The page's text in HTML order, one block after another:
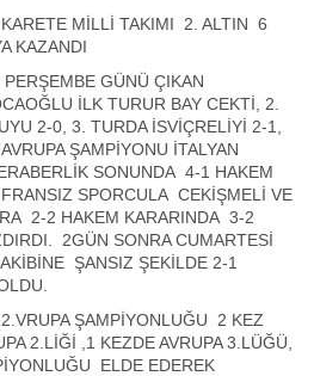
MİLLİ TAKIMI 2. ALTIN 6
KAZANDI
GÜNÜ ÇIKAN
İLK TURUR BAY CEKTİ, 2.
2-0, 3. TURDA İSVİÇRELİYİ 2-1,
ŞAMPİYONU İTALYAN
SONUNDA 4-1 HAKEM
SPORCULA CEKİŞMELİ VE
2-2 HAKEM KARARINDA 3-2
2GÜN SONRA CUMARTESİ
ŞANSIZ ŞEKİLDE 2-1
ŞAMPİYONLUĞU 2 KEZ
2.LİĞİ ,1 KEZDE AVRUPA 3.LÜĞÜ,
ELDE EDEREK